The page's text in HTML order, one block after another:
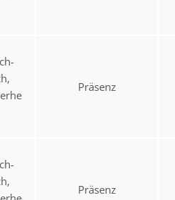
Präsenz
Präsenz